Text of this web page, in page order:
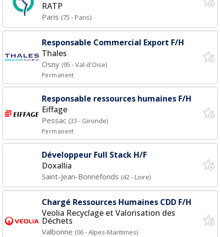
RATP
Paris (75 - Paris)
Responsable Commercial Export F/H
Thales
Osny (95 - Val-d'Oise)
Permanent
Responsable ressources humaines F/H
Eiffage
Pessac (33 - Gironde)
Permanent
Développeur Full Stack H/F
Doxallia
Saint-Jean-Bonnefonds (42 - Loire)
Chargé Ressources Humaines CDD F/H
Veolia Recyclage et Valorisation des
Déchets
Valbonne (06 - Alpes-Maritimes)